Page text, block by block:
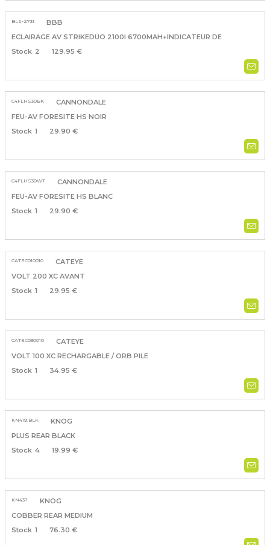
BLS-273I
BBB
ECLAIRAGE AV STRIKEDUO 2100I 6700MAH+INDICATEUR DE
2
129.95 €
C4FLHS30BK
CANNONDALE
FEU-AV FORESITE HS NOIR
1
29.90 €
C4FLHS30WT
CANNONDALE
FEU-AV FORESITE HS BLANC
1
29.90 €
CATEC010010
CATEYE
VOLT 200 XC AVANT
1
29.95 €
CATEC030010
CATEYE
VOLT 100 XC RECHARGABLE / ORB PILE
1
34.95 €
KN419.BLK
KNOG
PLUS REAR BLACK
4
19.99 €
KN437
KNOG
COBBER REAR MEDIUM
1
76.30 €